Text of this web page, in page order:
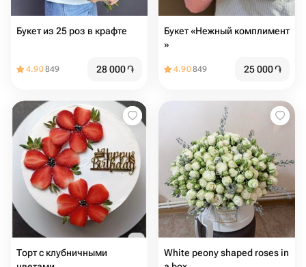
Букет из 25 роз в крафте
4.90849 28 000֏
Букет «Нежный комплимент
»
4.90849 25 000֏
Торт с клубничными
White peony shaped roses in